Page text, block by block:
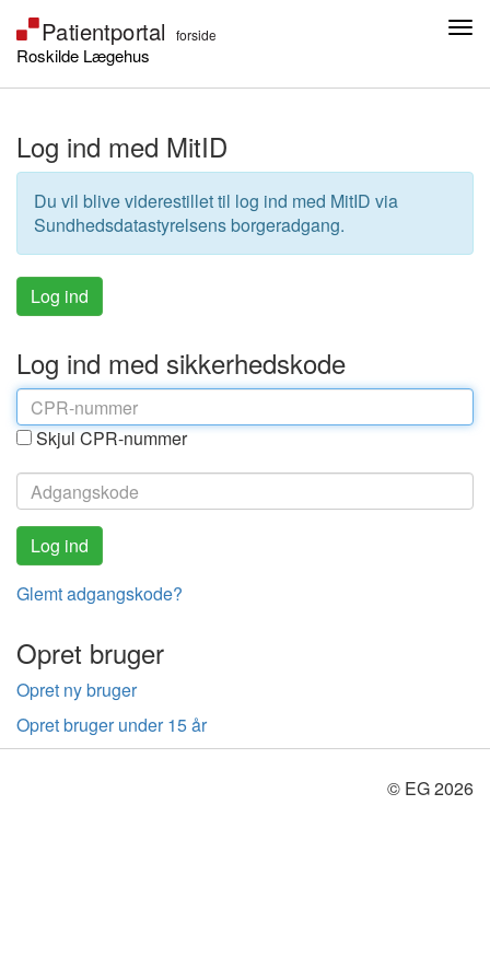
Roskilde Lægehus
Log ind med MitID
Du vil blive viderestillet til log ind med MitID via
Sundhedsdatastyrelsens borgeradgang.
Log ind med sikkerhedskode
Skjul CPR-nummer
Glemt adgangskode?
Opret bruger
Opret ny bruger
Opret bruger under 15 år
© EG 2026